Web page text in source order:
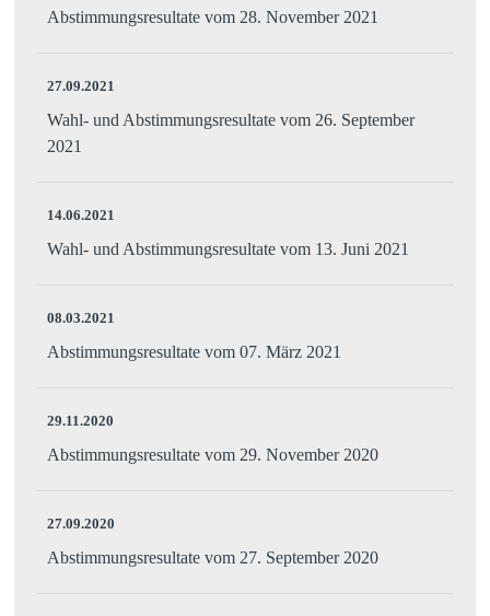
Abstimmungsresultate vom 28. November 2021
27.09.2021
Wahl- und Abstimmungsresultate vom 26. September
2021
14.06.2021
Wahl- und Abstimmungsresultate vom 13. Juni 2021
08.03.2021
Abstimmungsresultate vom 07. März 2021
29.11.2020
Abstimmungsresultate vom 29. November 2020
27.09.2020
Abstimmungsresultate vom 27. September 2020